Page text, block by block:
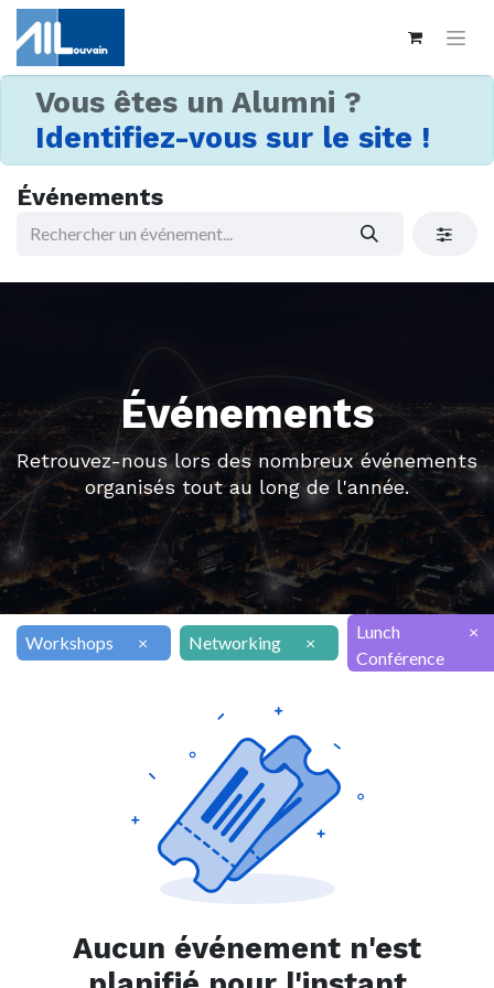
Vous êtes un Alumni ?
Identifiez-vous sur le site !
Événements
Événements
Retrouvez-nous lors des nombreux événements
organisés tout au long de l'année.
Workshops × Networking ×
Lunch
Conférence
×
Aucun événement n'est